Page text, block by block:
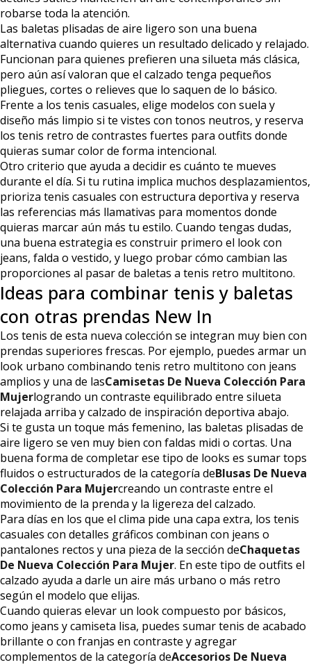
robarse toda la atención.
Las baletas plisadas de aire ligero son una buena
alternativa cuando quieres un resultado delicado y relajado.
Funcionan para quienes prefieren una silueta más clásica,
pero aún así valoran que el calzado tenga pequeños
pliegues, cortes o relieves que lo saquen de lo básico.
Frente a los tenis casuales, elige modelos con suela y
diseño más limpio si te vistes con tonos neutros, y reserva
los tenis retro de contrastes fuertes para outfits donde
quieras sumar color de forma intencional.
Otro criterio que ayuda a decidir es cuánto te mueves
durante el día. Si tu rutina implica muchos desplazamientos,
prioriza tenis casuales con estructura deportiva y reserva
las referencias más llamativas para momentos donde
quieras marcar aún más tu estilo. Cuando tengas dudas,
una buena estrategia es construir primero el look con
jeans, falda o vestido, y luego probar cómo cambian las
proporciones al pasar de baletas a tenis retro multitono.
Ideas para combinar tenis y baletas
con otras prendas New In
Los tenis de esta nueva colección se integran muy bien con
prendas superiores frescas. Por ejemplo, puedes armar un
look urbano combinando tenis retro multitono con jeans
amplios y una de lasCamisetas De Nueva Colección Para
Mujerlogrando un contraste equilibrado entre silueta
relajada arriba y calzado de inspiración deportiva abajo.
Si te gusta un toque más femenino, las baletas plisadas de
aire ligero se ven muy bien con faldas midi o cortas. Una
buena forma de completar ese tipo de looks es sumar tops
fluidos o estructurados de la categoría deBlusas De Nueva
Colección Para Mujercreando un contraste entre el
movimiento de la prenda y la ligereza del calzado.
Para días en los que el clima pide una capa extra, los tenis
casuales con detalles gráficos combinan con jeans o
pantalones rectos y una pieza de la sección deChaquetas
De Nueva Colección Para Mujer. En este tipo de outfits el
calzado ayuda a darle un aire más urbano o más retro
según el modelo que elijas.
Cuando quieras elevar un look compuesto por básicos,
como jeans y camiseta lisa, puedes sumar tenis de acabado
brillante o con franjas en contraste y agregar
complementos de la categoría deAccesorios De Nueva